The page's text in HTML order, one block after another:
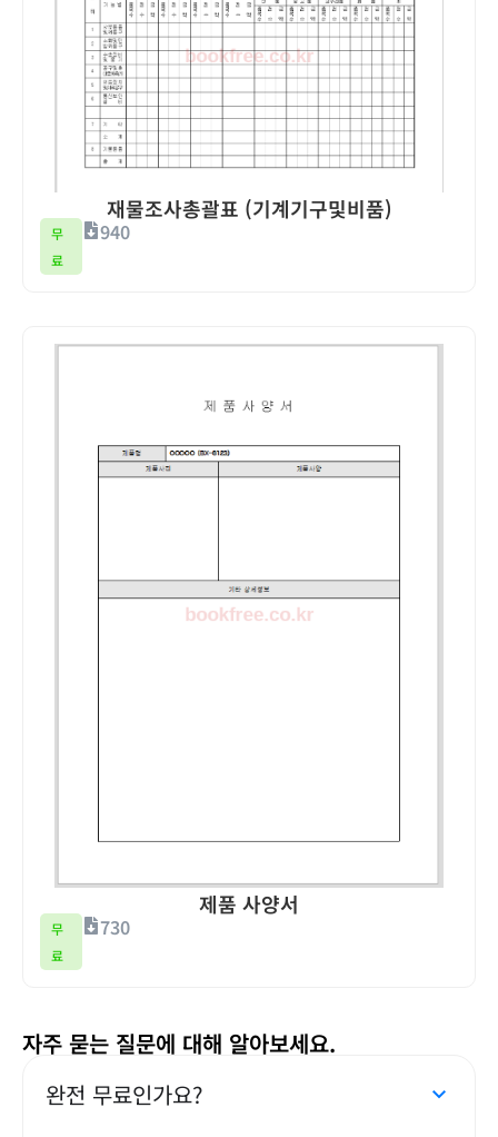
재물조사총괄표 (기계기구및비품)
무
료
940
제품 사양서
무
료
730
자주 묻는 질문에 대해 알아보세요.
완전 무료인가요?